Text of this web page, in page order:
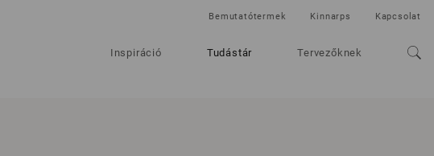
Inspiráció Tudástár Tervezőknek
Bemutatótermek Kinnarps Kapcsolat